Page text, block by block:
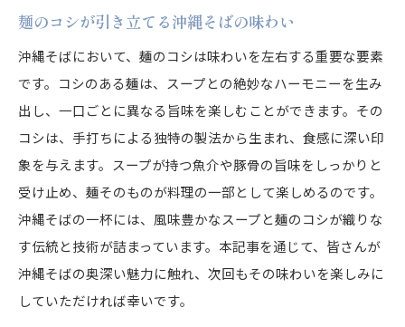
麺のコシが引き立てる沖縄そばの味わい
沖縄そばにおいて、麺のコシは味わいを左右する重要な要素
です。コシのある麺は、スープとの絶妙なハーモニーを生み
出し、一口ごとに異なる旨味を楽しむことができます。その
コシは、手打ちによる独特の製法から生まれ、食感に深い印
象を与えます。スープが持つ魚介や豚骨の旨味をしっかりと
受け止め、麺そのものが料理の一部として楽しめるのです。
沖縄そばの一杯には、風味豊かなスープと麺のコシが織りな
す伝統と技術が詰まっています。本記事を通じて、皆さんが
沖縄そばの奥深い魅力に触れ、次回もその味わいを楽しみに
していただければ幸いです。